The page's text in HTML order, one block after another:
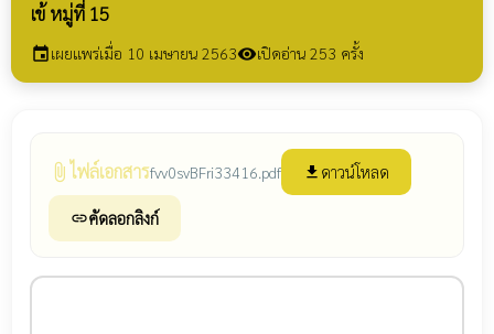
เข้ หมู่ที่ 15
eventเผยแพร่เมื่อ 10 เมษายน 2563visibilityเปิดอ่าน 253 ครั้ง
attach_file ไฟล์เอกสารfvv0svBFri33416.pdf file_download ดาวน์โหลด
linkคัดลอกลิงก์